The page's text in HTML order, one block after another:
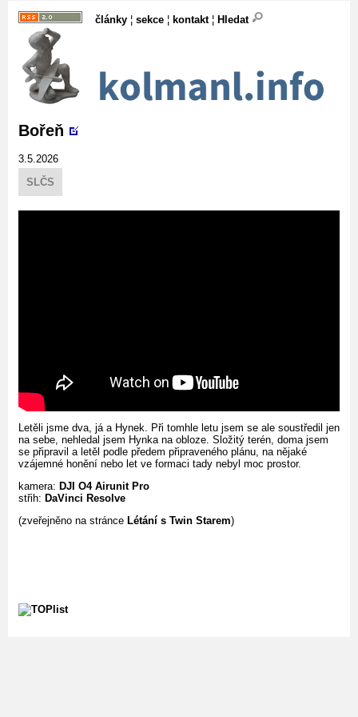
články ¦ sekce ¦ kontakt¦ Hledat
Bořeň
3.5.2026
SLČS
Letěli jsme dva, já a Hynek. Při tomhle letu jsem se ale soustředil jen
na sebe, nehledal jsem Hynka na obloze. Složitý terén, doma jsem
se připravil a letěl podle předem připraveného plánu, na nějaké
vzájemné honění nebo let ve formaci tady nebyl moc prostor.
kamera: DJI O4 Airunit Pro
střih: DaVinci Resolve
(zveřejněno na stránce Létání s Twin Starem)